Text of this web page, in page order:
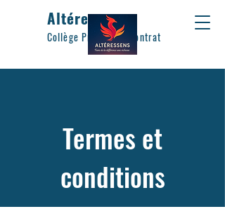
Altéressens
Collège Privé Hors contrat
Termes et
conditions